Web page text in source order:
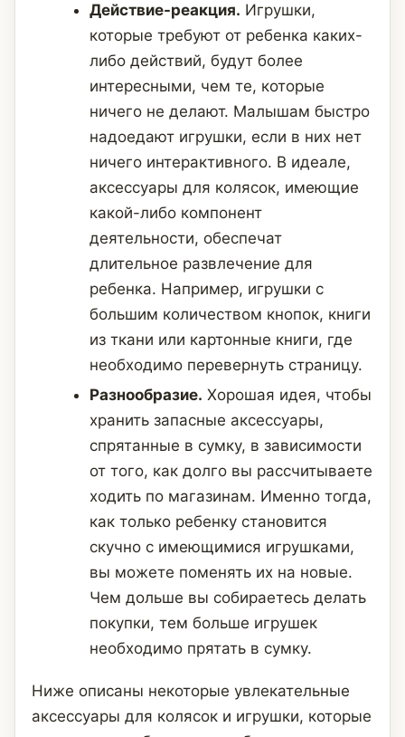
Действие-реакция. Игрушки,
которые требуют от ребенка каких-
либо действий, будут более
интересными, чем те, которые
ничего не делают. Малышам быстро
надоедают игрушки, если в них нет
ничего интерактивного. В идеале,
аксессуары для колясок, имеющие
какой-либо компонент
деятельности, обеспечат
длительное развлечение для
ребенка. Например, игрушки с
большим количеством кнопок, книги
из ткани или картонные книги, где
необходимо перевернуть страницу.
Разнообразие. Хорошая идея, чтобы
хранить запасные аксессуары,
спрятанные в сумку, в зависимости
от того, как долго вы рассчитываете
ходить по магазинам. Именно тогда,
как только ребенку становится
скучно с имеющимися игрушками,
вы можете поменять их на новые.
Чем дольше вы собираетесь делать
покупки, тем больше игрушек
необходимо прятать в сумку.
Ниже описаны некоторые увлекательные
аксессуары для колясок и игрушки, которые